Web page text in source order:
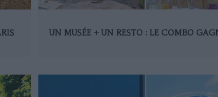
UN MUSÉE + UN RESTO : LE COMBO